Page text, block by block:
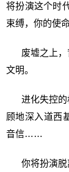
将扮演这个时
束缚，你的使
废墟之上，
文明。
进化失控的
顾地深入道西
音信……
你将扮演脱